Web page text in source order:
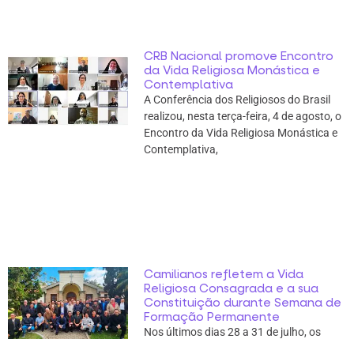
CRB Nacional promove Encontro
da Vida Religiosa Monástica e
Contemplativa
A Conferência dos Religiosos do Brasil
realizou, nesta terça-feira, 4 de agosto, o
Encontro da Vida Religiosa Monástica e
Contemplativa,
Camilianos refletem a Vida
Religiosa Consagrada e a sua
Constituição durante Semana de
Formação Permanente
Nos últimos dias 28 a 31 de julho, os